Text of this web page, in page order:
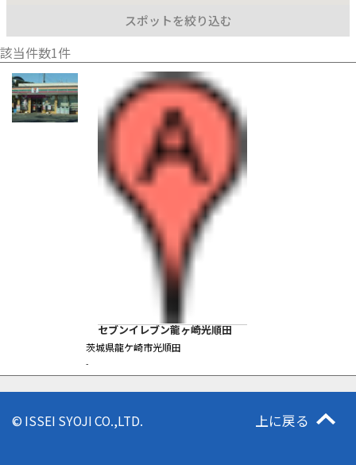
スポットを絞り込む
該当件数1件
セブンイレブン龍ヶ崎光順田
茨城県龍ケ崎市光順田
-
© ISSEI SYOJI CO.,LTD. 上に戻る